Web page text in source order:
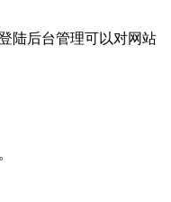
陆后台管理可以对网站